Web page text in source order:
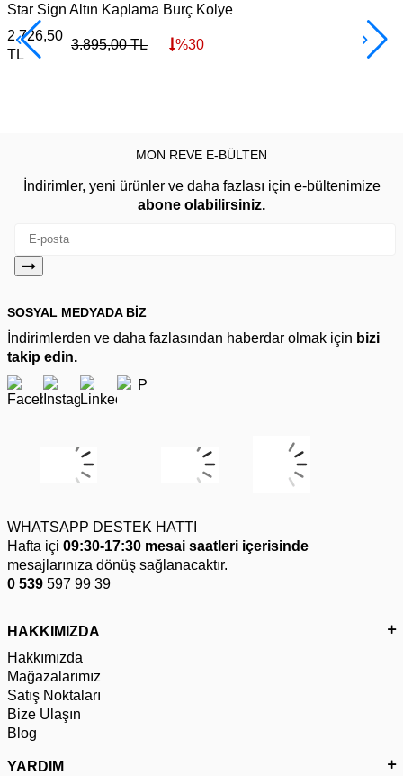
Star Sign Altın Kaplama Burç Kolye
2.726,50
TL
3.895,00TL %30
MON REVE E-BÜLTEN
İndirimler, yeni ürünler ve daha fazlası için e-bültenimize
abone olabilirsiniz.
SOSYAL MEDYADA BİZ
İndirimlerden ve daha fazlasından haberdar olmak için bizi
takip edin.
WHATSAPP DESTEK HATTI
Hafta içi 09:30-17:30 mesai saatleri içerisinde
mesajlarınıza dönüş sağlanacaktır.
0 539 597 99 39
HAKKIMIZDA
Hakkımızda
Mağazalarımız
Satış Noktaları
Bize Ulaşın
Blog
YARDIM